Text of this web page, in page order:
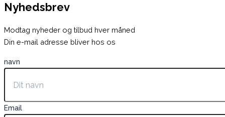
Nyhedsbrev
Modtag nyheder og tilbud hver måned
Din e-mail adresse bliver hos os
navn
Email